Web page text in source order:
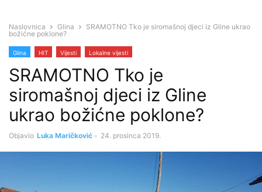
Naslovnica Glina
SRAMOTNO Tko je siromašnoj djeci iz Gline ukrao
božićne poklone?
Glina HIT Vijesti Lokalne vijesti
SRAMOTNO Tko je
siromašnoj djeci iz Gline
ukrao božićne poklone?
Objavio Luka Maričković - 24. prosinca 2019.